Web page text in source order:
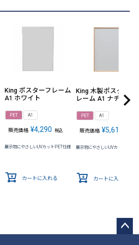
King ポスターフレーム
A1 ホワイト
PET A1
販売価格 ¥4,290 税込
展示物にやさしいUVカットPET仕様
カートに入れる
King 木製ポスターフ
レーム A1 ナチュラ
PET A1
販売価格 ¥5,610
展示物にやさしいUVカットPET仕
カートに入れる